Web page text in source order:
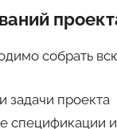
собрать
задачи проекта
спецификации